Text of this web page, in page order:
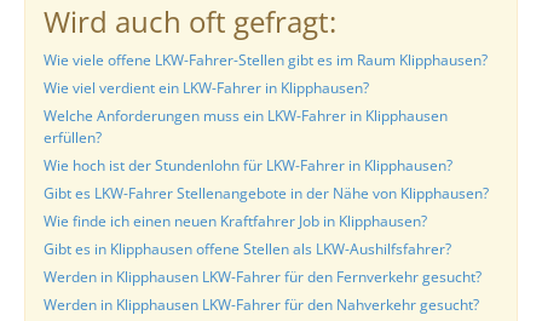
Wird auch oft gefragt:
Wie viele offene LKW-Fahrer-Stellen gibt es im Raum Klipphausen?
Wie viel verdient ein LKW-Fahrer in Klipphausen?
Welche Anforderungen muss ein LKW-Fahrer in Klipphausen
erfüllen?
Wie hoch ist der Stundenlohn für LKW-Fahrer in Klipphausen?
Gibt es LKW-Fahrer Stellenangebote in der Nähe von Klipphausen?
Wie finde ich einen neuen Kraftfahrer Job in Klipphausen?
Gibt es in Klipphausen offene Stellen als LKW-Aushilfsfahrer?
Werden in Klipphausen LKW-Fahrer für den Fernverkehr gesucht?
Werden in Klipphausen LKW-Fahrer für den Nahverkehr gesucht?